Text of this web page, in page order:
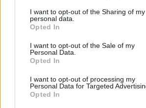
not limited to your visit or usage
grant or deny consent to Google and its
use your data for below specified
consent section.
I want to opt-out of the Sharing of my
personal data.
Opted In
I want to opt-out of the Sale of my
Personal Data.
Opted In
I want to opt-out of processing my
Personal Data for Targeted
Opted In
Sigue leyendo
RECETAS